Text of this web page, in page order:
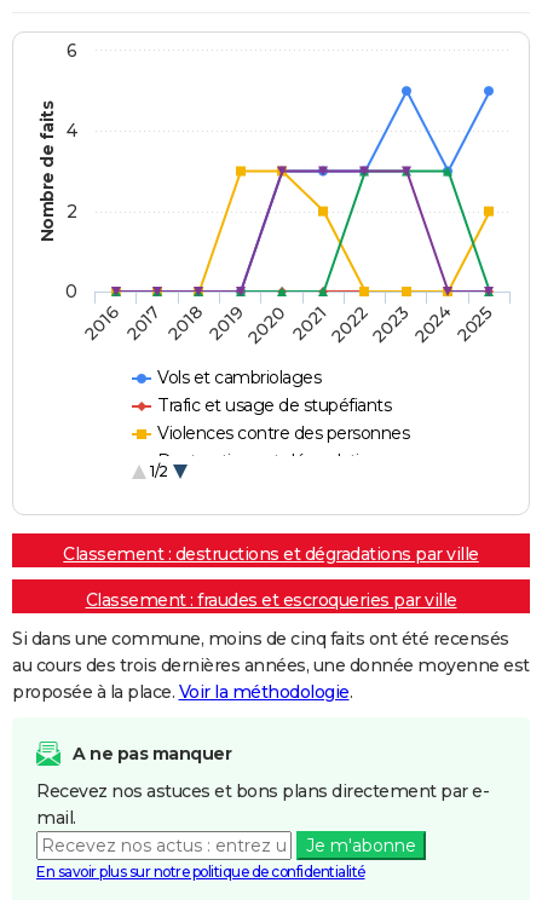
Nombre de faits
Vols et cambriolages
Trafic et usage de stupéfiants
Violences contre des personnes
Destructions et dégradations
1/2
20162017 20182019202020212022202320242025
0
2
4
6
Classement : destructions et dégradations par ville
Classement : fraudes et escroqueries par ville
Si dans une commune, moins de cinq faits ont été recensés
au cours des trois dernières années, une donnée moyenne est
proposée à la place. Voir la méthodologie.
A ne pas manquer
Recevez nos astuces et bons plans directement par e-
mail.
Je m'abonne
En savoir plus sur notre politique de confidentialité